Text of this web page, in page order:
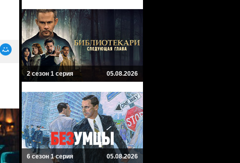
2 сезон 1 серия 05.08.2026
6 сезон 1 серия 05.08.2026